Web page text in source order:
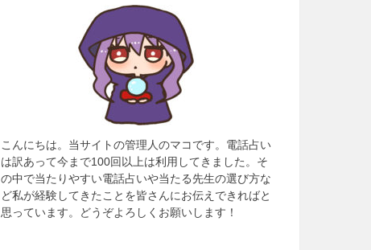
こんにちは。当サイトの管理人のマコです。電話占い
は訳あって今まで100回以上は利用してきました。そ
の中で当たりやすい電話占いや当たる先生の選び方な
ど私が経験してきたことを皆さんにお伝えできればと
思っています。どうぞよろしくお願いします！